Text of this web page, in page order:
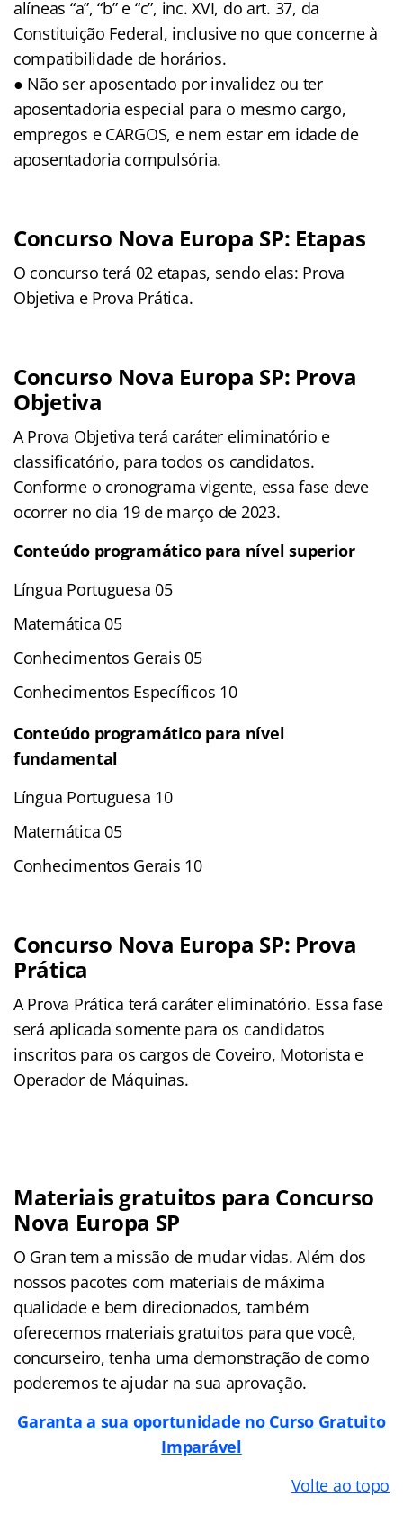
alíneas “a”, “b” e “c”, inc. XVI, do art. 37, da
Constituição Federal, inclusive no que concerne à
compatibilidade de horários.
● Não ser aposentado por invalidez ou ter
aposentadoria especial para o mesmo cargo,
empregos e CARGOS, e nem estar em idade de
aposentadoria compulsória.
Concurso Nova Europa SP: Etapas
O concurso terá 02 etapas, sendo elas: Prova
Objetiva e Prova Prática.
Concurso Nova Europa SP: Prova
Objetiva
A Prova Objetiva terá caráter eliminatório e
classificatório, para todos os candidatos.
Conforme o cronograma vigente, essa fase deve
ocorrer no dia 19 de março de 2023.
Conteúdo programático para nível superior
Língua Portuguesa 05
Matemática 05
Conhecimentos Gerais 05
Conhecimentos Específicos 10
Conteúdo programático para nível
fundamental
Língua Portuguesa 10
Matemática 05
Conhecimentos Gerais 10
Concurso Nova Europa SP: Prova
Prática
A Prova Prática terá caráter eliminatório. Essa fase
será aplicada somente para os candidatos
inscritos para os cargos de Coveiro, Motorista e
Operador de Máquinas.
Materiais gratuitos para Concurso
Nova Europa SP
O Gran tem a missão de mudar vidas. Além dos
nossos pacotes com materiais de máxima
qualidade e bem direcionados, também
oferecemos materiais gratuitos para que você,
concurseiro, tenha uma demonstração de como
poderemos te ajudar na sua aprovação.
Garanta a sua oportunidade no Curso Gratuito
Imparável
Volte ao topo